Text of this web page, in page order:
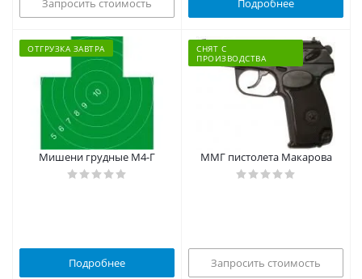
ОТГРУЗКА ЗАВТРА
Мишени грудные М4-Г
Подробнее
СНЯТ С
ПРОИЗВОДСТВА
ММГ пистолета Макарова
Запросить стоимость